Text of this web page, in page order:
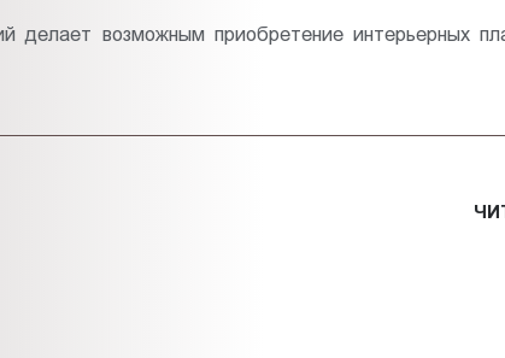
делает возможным приобретение интерьерных